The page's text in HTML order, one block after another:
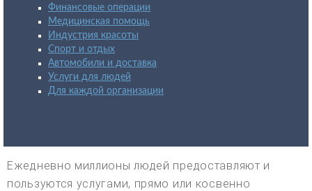
Финансовые операции
Медицинская помощь
Индустрия красоты
Спорт и отдых
Автомобили и доставка
Услуги для людей
Для каждой организации
Ежедневно миллионы людей предоставляют и
пользуются услугами, прямо или косвенно